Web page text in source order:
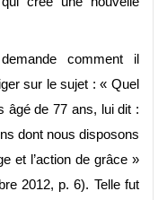
comment il
sur le sujet : « Quel
âgé de 77 ans, lui dit :
dont nous disposons
et l’action de grâce »
2012, p. 6). Telle fut